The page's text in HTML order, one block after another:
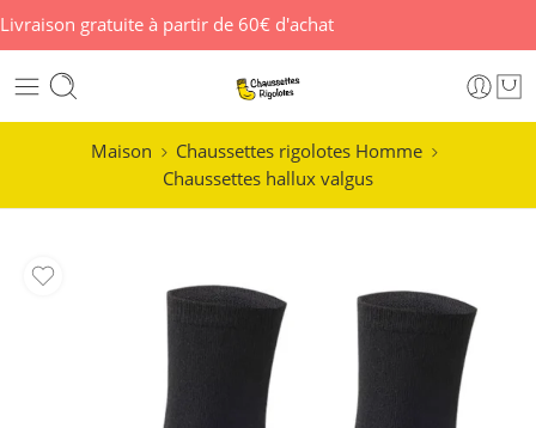
Livraison gratuite à partir de 60€ d'achat
Maison
Chaussettes rigolotes Homme
Chaussettes hallux valgus